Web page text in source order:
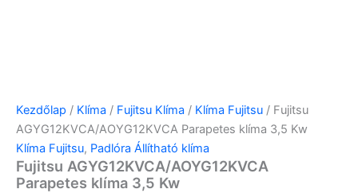
Kezdőlap / Klíma / Fujitsu Klíma / Klíma Fujitsu / Fujitsu
AGYG12KVCA/AOYG12KVCA Parapetes klíma 3,5 Kw
Klíma Fujitsu, Padlóra Állítható klíma
Fujitsu AGYG12KVCA/AOYG12KVCA
Parapetes klíma 3,5 Kw